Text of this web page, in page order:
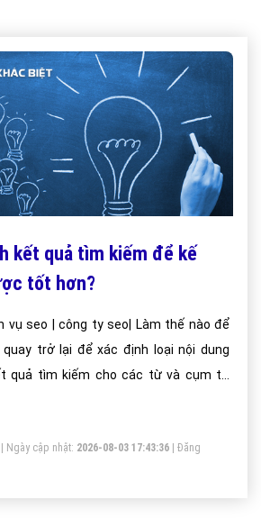
kết quả tìm kiếm để kế
tốt hơn?
vụ seo | công ty seo| Làm thế nào để
trở lại để xác định loại nội dung
quả tìm kiếm cho các từ và cụm từ
| Ngày cập nhật: 2026-08-03 17:43:36
Đăng